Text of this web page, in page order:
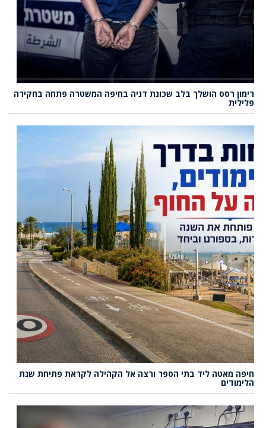
רימון רסס הושלך בלב שכונת דניה בחיפה המשטרה פתחה בחקירה
פלילית
חיפה מאטה ליד בתי הספר ורצה אל הקהילה לקראת פתיחת שנת
הלימודים